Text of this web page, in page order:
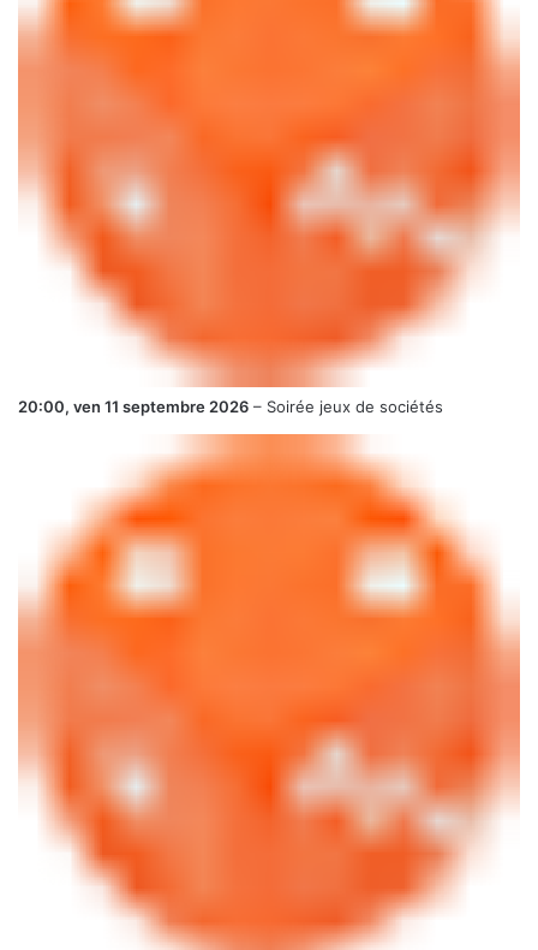
20:00, ven 11 septembre 2026 – Soirée jeux de sociétés